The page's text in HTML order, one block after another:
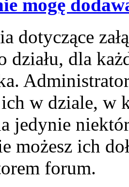
mogę
dotyczące
działu, dla
ich w dziale, w
jedynie
możesz ich
forum.